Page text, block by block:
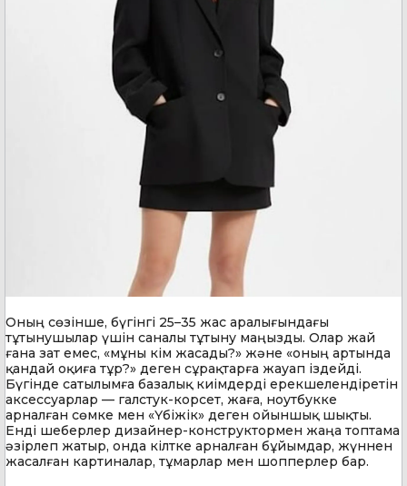
Оның сөзінше, бүгінгі 25–35 жас аралығындағы
тұтынушылар үшін саналы тұтыну маңызды. Олар жай
ғана зат емес, «мұны кім жасады?» және «оның артында
қандай оқиға тұр?» деген сұрақтарға жауап іздейді.
Бүгінде сатылымға базалық киімдерді ерекшелендіретін
аксессуарлар — галстук-корсет, жаға, ноутбукке
арналған сөмке мен «Үбіжік» деген ойыншық шықты.
Енді шеберлер дизайнер-конструктормен жаңа топтама
әзірлеп жатыр, онда кілтке арналған бұйымдар, жүннен
жасалған картиналар, тұмарлар мен шопперлер бар.